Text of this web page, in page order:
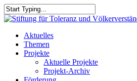
Skip
to
content
Close
search
Menu
Aktuelles
Themen
Projekte
Aktuelle Projekte
Projekt-Archiv